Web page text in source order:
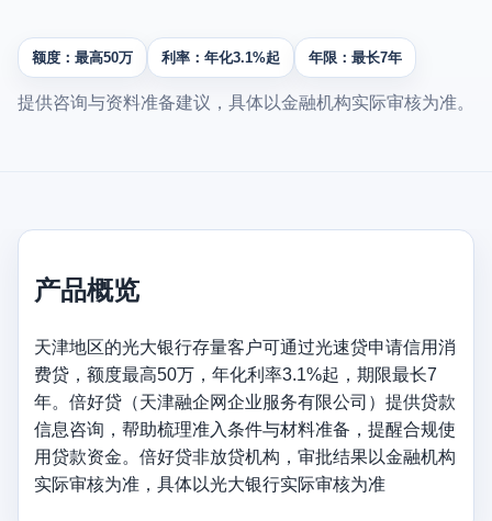
额度：最高50万 利率：年化3.1%起 年限：最长7年
提供咨询与资料准备建议，具体以金融机构实际审核为准。
产品概览
天津地区的光大银行存量客户可通过光速贷申请信用消
费贷，额度最高50万，年化利率3.1%起，期限最长7
年。倍好贷（天津融企网企业服务有限公司）提供贷款
信息咨询，帮助梳理准入条件与材料准备，提醒合规使
用贷款资金。倍好贷非放贷机构，审批结果以金融机构
实际审核为准，具体以光大银行实际审核为准